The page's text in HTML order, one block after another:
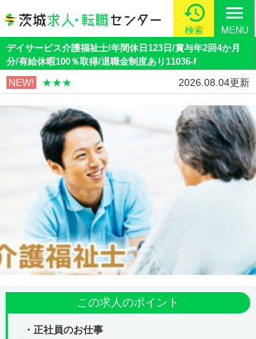
検索
menu
MENU
デイサービス介護福祉士/年間休日123日/賞与年2回4か月
分/有給休暇100％取得/退職金制度あり11036-f
NEW! ★★★ 2026.08.04更新
この求人のポイント
・正社員のお仕事